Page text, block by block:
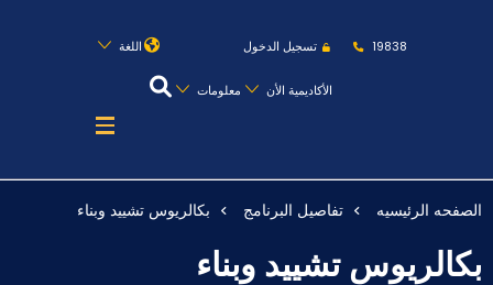
19838 تسجيل الدخول اللغة
الأكاديمية الأن معلومات
عن الأكاديمية
النقل البحري
المجمعات
الصفحه الرئيسيه تفاصيل البرنامج بكالريوس تشييد وبناء
بكالريوس تشييد وبناء